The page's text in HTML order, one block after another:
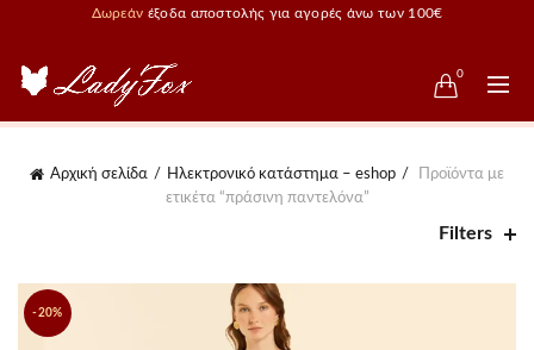
Δωρεάν έξοδα αποστολής για αγορές άνω των 100€
0
Αρχική σελίδα Ηλεκτρονικό κατάστημα – eshop
Προϊόντα με
ετικέτα “πράσινη παντελόνα”
Filters
-20%